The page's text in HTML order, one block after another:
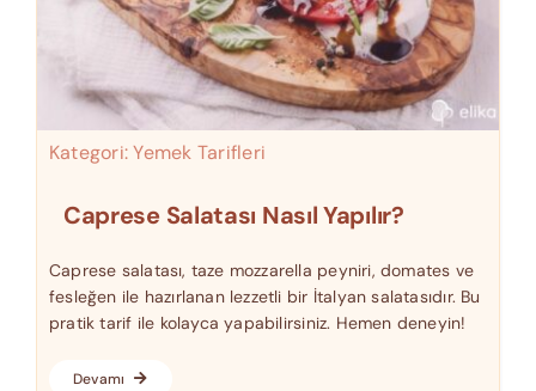
Kategori:Yemek Tarifleri
Caprese Salatası Nasıl Yapılır?
Caprese salatası, taze mozzarella peyniri, domates ve
fesleğen ile hazırlanan lezzetli bir İtalyan salatasıdır. Bu
pratik tarif ile kolayca yapabilirsiniz. Hemen deneyin!
Devamı